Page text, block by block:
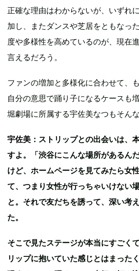
正確な理由はわからないが、いずれ
加し、またダンスや芝居をともなっ
度や多様性を高めているのが、現在
言えるだろう。
ファンの増加と多様化に合わせて、
自分の意思で踊り子になるケースも
堀劇場に所属する宇佐美なつもそんな
宇佐美 ：ストリップとの出会いは、
すよ。「渋谷にこんな場所があるん
けど、ホームページを見てみたら女
て、つまり女性が行っちゃいけない
と。それで友だちを誘って、深い考
た。
そこで見たステージが本当にすごく
リップに抱いていた感じとはまった